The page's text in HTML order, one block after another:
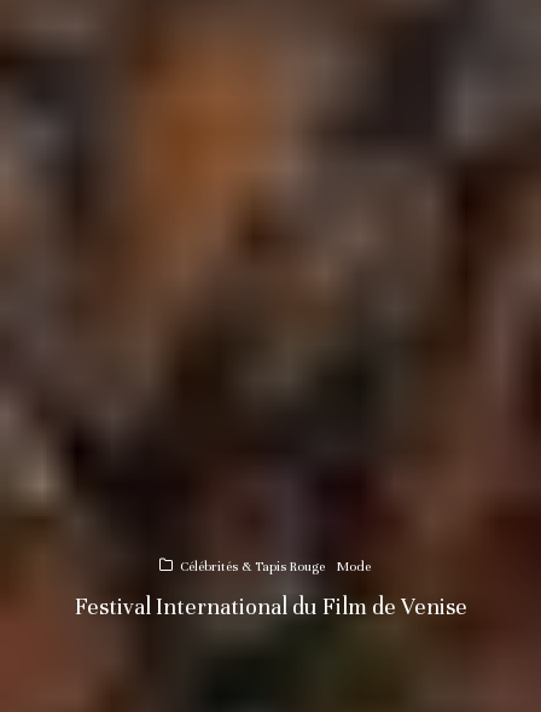
Célébrités & Tapis Rouge Mode
Festival International du Film de Venise